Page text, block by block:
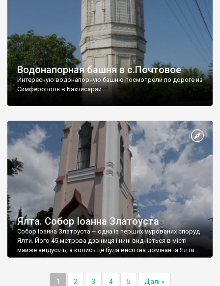
Водонапорная башня в с.Почтовое
Интересную водонапорную башню посмотрели по дороге из
Симферополя в Бахчисарай.
Ялта. Собор Іоанна Златоуста
Собор Іоанна Златоуста – одна із перших мурованих споруд
Ялти. Його 45-метрова дзвіниця і нині видніється в місті
майже звідусіль, а колись це була висотна домінанта Ялти.
1 2 3 4 5 Далі »